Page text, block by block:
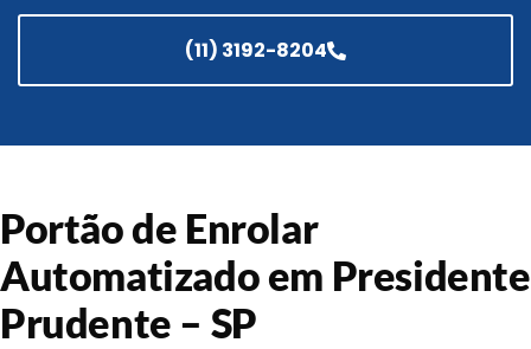
Portão de Garagem de
Enrolar em São João de
Meriti – RJ
Portão de Garagem de
Enrolar em Queimados – RJ
Portão de Garagem de
(11) 3192-8204
Portão de Enrolar
Automatizado em Presidente
Prudente – SP